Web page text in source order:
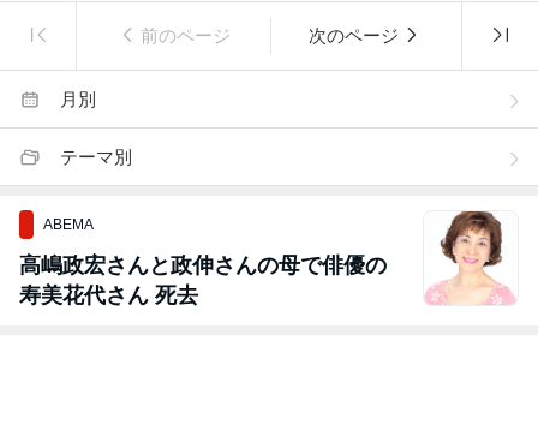
前のページ 次のページ
月別
テーマ別
ABEMA
高嶋政宏さんと政伸さんの母で俳優の
寿美花代さん 死去